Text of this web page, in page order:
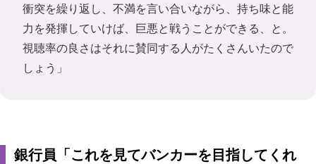
衝突を繰り返し、不満を言い合いながら、持ち味と能
力を発揮していけば、巨悪と戦うことができる、と。
視聴率の良さはそれに賛同する人がたくさんいたので
しょう」
銀行員「これを見てバンカーを目指してくれ